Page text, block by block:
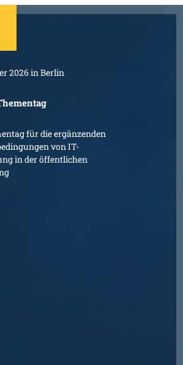
2026 in Berlin
für die ergänzenden
von IT-
in der öffentlichen
Kommentar
wird nicht veröffentlicht.